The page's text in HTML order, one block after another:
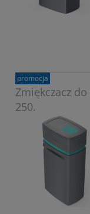
Zmiękczacz
250.
promocja